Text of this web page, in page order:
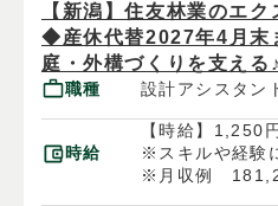
【新潟】住友林業のエ
◆産休代替2027年4月末
庭・外構づくりを支える♪
職種 設計アシスタン
時給
【時給】1,250
※スキルや経験
※月収例